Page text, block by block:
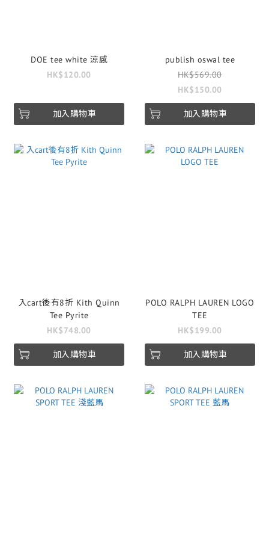
DOE tee white 涼感
HK$120.00
加入購物車
publish oswal tee
HK$569.00
HK$150.00
加入購物車
入cart後有8折 Kith Quinn
Tee Pyrite
HK$748.00
加入購物車
POLO RALPH LAUREN LOGO
TEE
HK$199.00
加入購物車